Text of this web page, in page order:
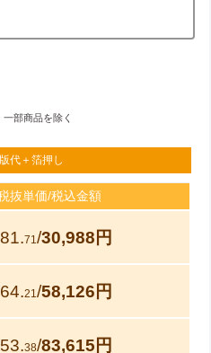
部商品を除く
代＋箔押し
抜単価/税込金額
71/30,988円
21/58,126円
38/83,615円